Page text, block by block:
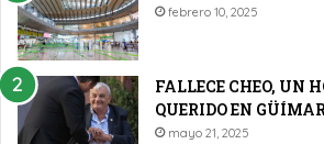
febrero 10, 2025
FALLECE CHEO, UN
QUERIDO EN
mayo 21, 2025